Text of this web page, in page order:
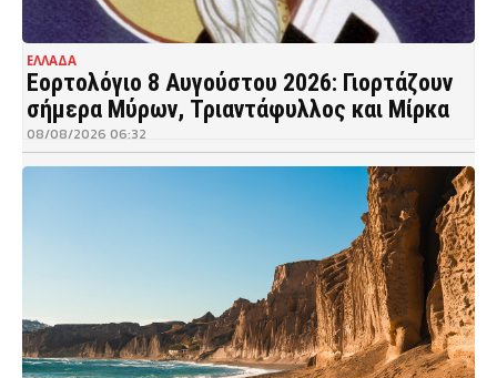
ΕΛΛΑΔΑ
Εορτολόγιο 8 Αυγούστου 2026: Γιορτάζουν
σήμερα Μύρων, Τριαντάφυλλος και Μίρκα
08/08/2026 06:32